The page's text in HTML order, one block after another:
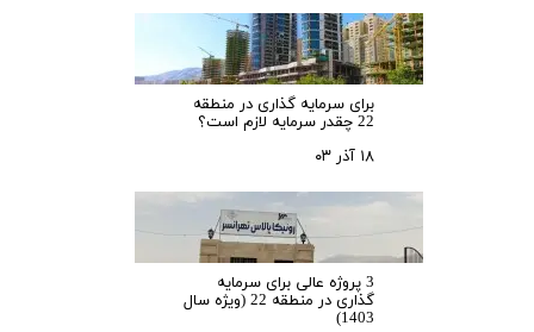
برای سرمایه‌ گذاری در منطقه
22 چقدر سرمایه لازم است؟
۱۸ آذر ۰۳
3 پروژه عالی برای سرمایه
گذاری در منطقه 22 (ویژه سال
1403)